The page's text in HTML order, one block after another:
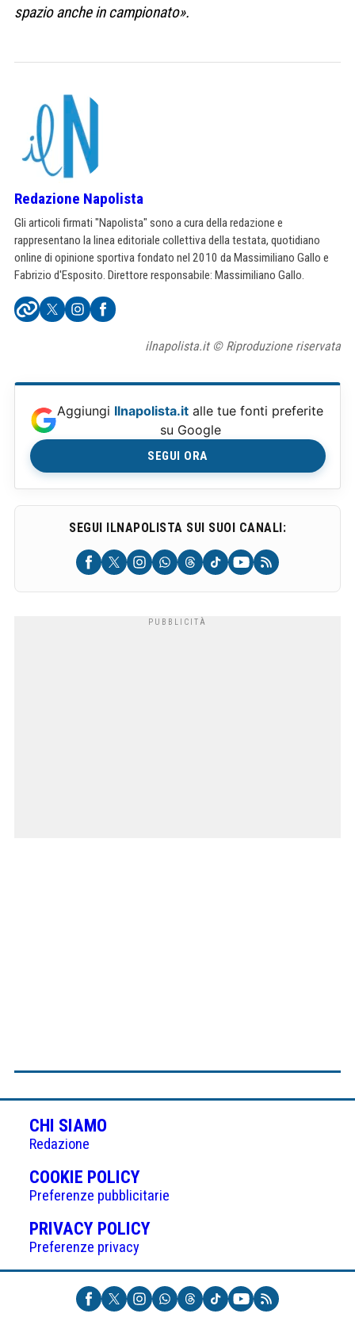
spazio anche in campionato».
Redazione Napolista
Gli articoli firmati "Napolista" sono a cura della redazione e
rappresentano la linea editoriale collettiva della testata, quotidiano
online di opinione sportiva fondato nel 2010 da Massimiliano Gallo e
Fabrizio d'Esposito. Direttore responsabile: Massimiliano Gallo.
ilnapolista.it © Riproduzione riservata
Aggiungi Ilnapolista.it alle tue fonti preferite
su Google
SEGUI ORA
SEGUI ILNAPOLISTA SUI SUOI CANALI:
CHI SIAMO
Redazione
COOKIE POLICY(APRE
IN
UNA
NUOVA
Preferenze pubblicitarie
PRIVACY POLICY(APRE
UNA
NUOVA
SCHEDA)
Preferenze privacy